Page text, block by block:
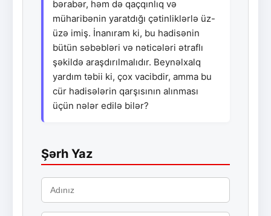
bərabər, həm də qaçqınlıq və
müharibənin yaratdığı çətinliklərlə üz-
üzə imiş. İnanıram ki, bu hadisənin
bütün səbəbləri və nəticələri ətraflı
şəkildə araşdırılmalıdır. Beynəlxalq
yardım təbii ki, çox vacibdir, amma bu
cür hadisələrin qarşısının alınması
üçün nələr edilə bilər?
Şərh Yaz